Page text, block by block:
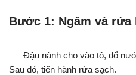
Bước 1: Ngâm và rửa
– Đậu nành cho vào tô, đổ
Sau đó, tiến hành rửa sạch.